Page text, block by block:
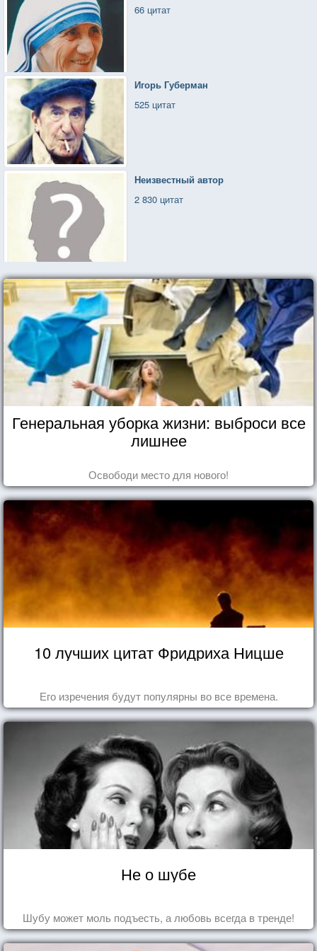
66 цитат
Игорь Губерман
525 цитат
Неизвестный автор
2 830 цитат
Генеральная уборка жизни: выброси все
лишнее
Освободи место для нового!
10 лучших цитат Фридриха Ницше
Его изречения будут популярны во все времена.
Не о шубе
Шубу может моль подъесть, а любовь всегда в тренде!